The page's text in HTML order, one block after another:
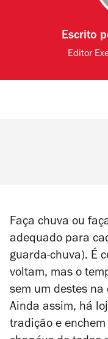
Escrito
Editor
Faça chuva ou
adequado para
guarda-chuva). É
voltam, mas o
sem um destes
Ainda assim, há
tradição e